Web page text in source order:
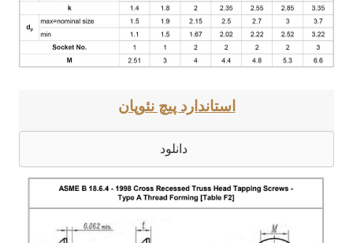
استاندارد پیچ ​​نئوپان
دانلود